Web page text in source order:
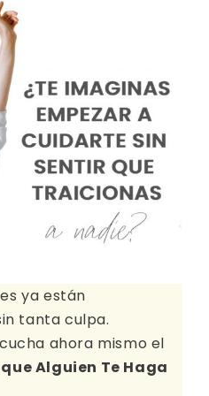
ya están
tanta culpa.
ahora mismo el
Alguien Te Haga